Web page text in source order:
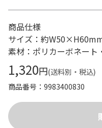
商品仕様
サイズ：約
素材：ポリカーボネート
1,320円(送料別・税込)
商品番号
9983400830